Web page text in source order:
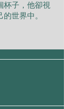
杯⼦，他卻視
世界中。